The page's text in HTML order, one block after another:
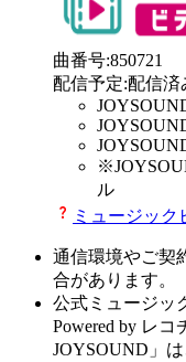
曲番号:850721
配信予定:配信済
※
ル
ミュージック
通信環境やご契
合があります。
公式ミュージッ
Powered by レ
JOYSOUND」